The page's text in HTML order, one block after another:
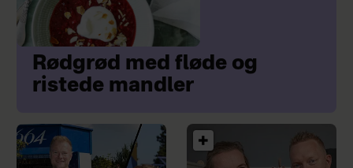
Rødgrød med fløde og
ristede mandler